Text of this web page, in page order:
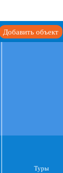
Добавить объект
Туры